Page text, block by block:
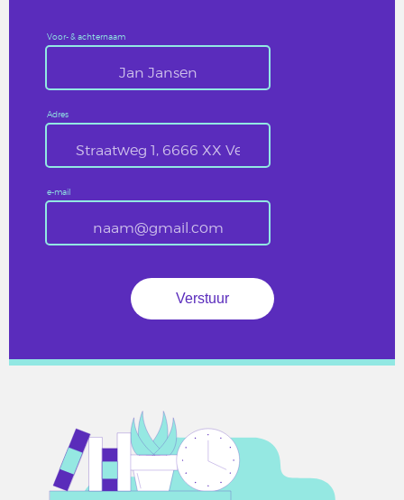
Voor- & achternaam
Adres
e-mail